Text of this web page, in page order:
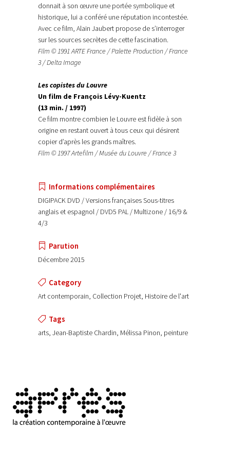
donnait à son œuvre une portée symbolique et
historique, lui a conféré une réputation incontestée.
Avec ce film, Alain Jaubert propose de s’interroger
sur les sources secrètes de cette fascination.
Film © 1991 ARTE France / Palette Production / France
3 / Delta Image
Les copistes du Louvre
Un film de François Lévy-Kuentz
(13 min. / 1997)
Ce film montre combien le Louvre est fidèle à son
origine en restant ouvert à tous ceux qui désirent
copier d’après les grands maîtres.
Film © 1997 Artefilm / Musée du Louvre / France 3
Informations complémentaires
DIGIPACK DVD / Versions françaises Sous-titres
anglais et espagnol / DVD5 PAL / Multizone / 16/9 &
4/3
Parution
Décembre 2015
Category
Art contemporain, Collection Projet, Histoire de l'art
Tags
arts, Jean-Baptiste Chardin, Mélissa Pinon, peinture